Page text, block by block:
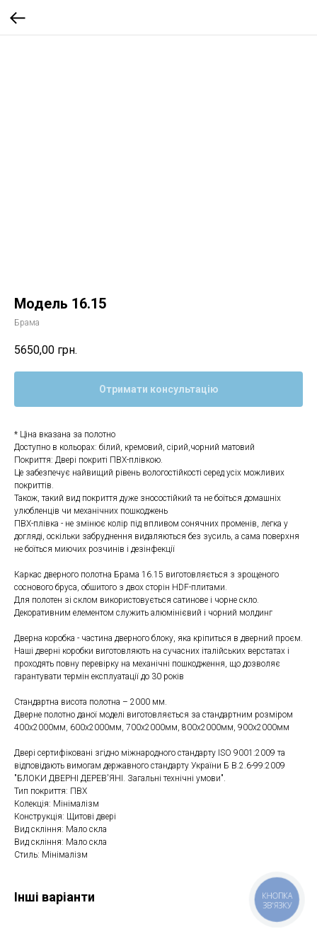
Модель 16.15
Брама
5650,00 грн.
Отримати консультацію
* Ціна вказана за полотно
Доступно в кольорах: білий, кремовий, сірий,чорний матовий
Покриття: Двері покриті ПВХ-плівкою.
Це забезпечує найвищий рівень вологостійкості серед усіх можливих
покриттів.
Також, такий вид покриття дуже зносостійкий та не боїться домашніх
улюбленців чи механічних пошкоджень
ПВХ-плівка - не змінює колір під впливом сонячних променів, легка у
догляді, оскільки забруднення видаляються без зусиль, а сама поверхня
не боїться миючих розчинів і дезінфекції
Каркас дверного полотна Брама 16.15 виготовляється з зрощеного
соснового бруса, обшитого з двох сторін HDF-плитами.
Для полотен зі склом використовується сатинове і чорне скло.
Декоративним елементом служить алюмінієвий і чорний молдинг
Дверна коробка - частина дверного блоку, яка кріпиться в дверний проєм.
Наші дверні коробки виготовляють на сучасних італійських верстатах і
проходять повну перевірку на механічні пошкодження, що дозволяє
гарантувати термін експлуатації до 30 років
Стандартна висота полотна – 2000 мм.
Дверне полотно даної моделі виготовляється за стандартним розміром
400x2000мм, 600x2000мм, 700x2000мм, 800x2000мм, 900x2000мм
Двері сертифіковані згідно міжнародного стандарту ISO 9001:2009 та
відповідають вимогам державного стандарту України Б В.2.6-99:2009
"БЛОКИ ДВЕРНІ ДЕРЕВ'ЯНІ. Загальні технічні умови".
Тип покриття: ПВХ
Колекція: Мінімалізм
Конструкція: Щитові двері
Вид скління: Мало скла
Вид скління: Мало скла
Стиль: Мінімалізм
Інші варіанти КНОПКА
ЗВ'ЯЗКУ